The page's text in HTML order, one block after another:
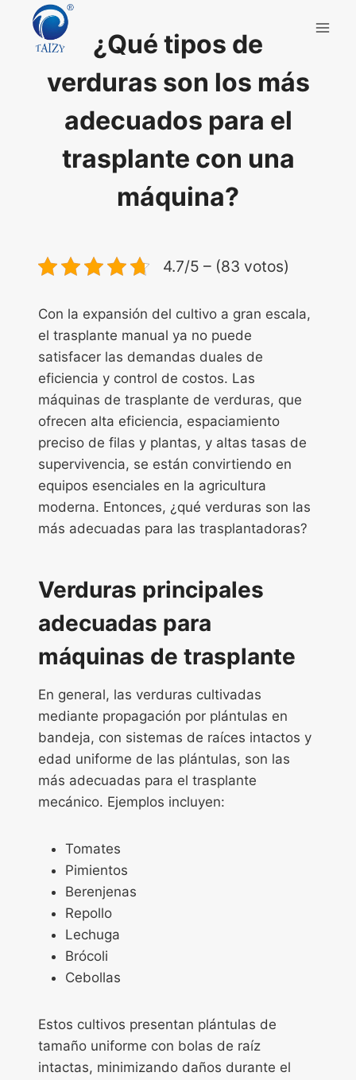
Saltar
contenido
¿Qué tipos de
verduras son los más
adecuados para el
trasplante con una
máquina?
4.7/5 – (83 votos)
Con la expansión del cultivo a gran escala,
el trasplante manual ya no puede
satisfacer las demandas duales de
eficiencia y control de costos. Las
máquinas de trasplante de verduras, que
ofrecen alta eficiencia, espaciamiento
preciso de filas y plantas, y altas tasas de
supervivencia, se están convirtiendo en
equipos esenciales en la agricultura
moderna. Entonces, ¿qué verduras son las
más adecuadas para las trasplantadoras?
Verduras principales
adecuadas para
máquinas de trasplante
En general, las verduras cultivadas
mediante propagación por plántulas en
bandeja, con sistemas de raíces intactos y
edad uniforme de las plántulas, son las
más adecuadas para el trasplante
mecánico. Ejemplos incluyen:
Tomates
Pimientos
Berenjenas
Repollo
Lechuga
Brócoli
Cebollas
Estos cultivos presentan plántulas de
tamaño uniforme con bolas de raíz
intactas, minimizando daños durante el